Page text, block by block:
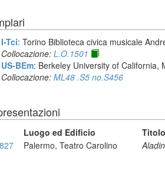
I-Tci: Torino Biblioteca civica musicale
Collocazione: L.O.1501
US-BEm: Berkeley University of California,
Collocazione: ML48 .S5 no.S456
Luogo ed Edificio
Titolo
Palermo, Teatro Carolino